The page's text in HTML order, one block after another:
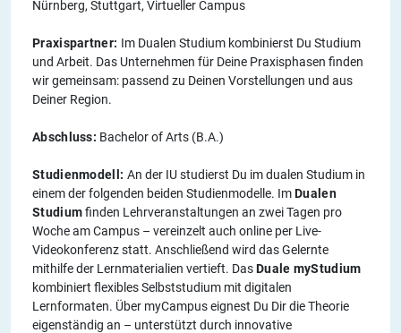
Nürnberg, Stuttgart, Virtueller Campus
Praxispartner: Im Dualen Studium kombinierst Du Studium
und Arbeit. Das Unternehmen für Deine Praxisphasen finden
wir gemeinsam: passend zu Deinen Vorstellungen und aus
Deiner Region.
Abschluss: Bachelor of Arts (B.A.)
Studienmodell: An der IU studierst Du im dualen Studium in
einem der folgenden beiden Studienmodelle. ImDualen
Studiumfinden Lehrveranstaltungen an zwei Tagen pro
Woche am Campus – vereinzelt auch online per Live-
Videokonferenz statt. Anschließend wird das Gelernte
mithilfe der Lernmaterialien vertieft. DasDuale myStudium
kombiniert flexibles Selbststudium mit digitalen
Lernformaten. Über myCampus eignest Du Dir die Theorie
eigenständig an – unterstützt durch innovative